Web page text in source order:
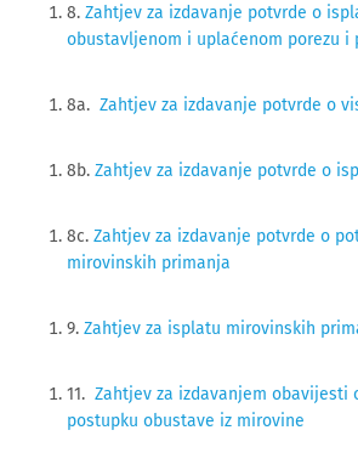
8. Zahtjev za izdavanje potvrde o
obustavljenom i uplaćenom porezu i
8a. Zahtjev za izdavanje potvrde o
8b. Zahtjev za izdavanje potvrde o
8c. Zahtjev za izdavanje potvrde o
mirovinskih primanja
9. Zahtjev za isplatu mirovinskih
11. Zahtjev za izdavanjem obavijesti
postupku obustave iz mirovine